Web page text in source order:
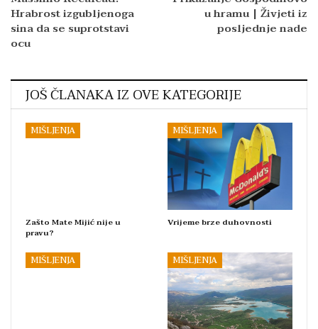
Hrabrost izgubljenoga
sina da se suprotstavi
ocu
u hramu | Živjeti iz
posljednje nade
JOŠ ČLANAKA IZ OVE KATEGORIJE
MIŠLJENJA
Zašto Mate Mijić nije u
pravu?
MIŠLJENJA
Vrijeme brze duhovnosti
MIŠLJENJA MIŠLJENJA